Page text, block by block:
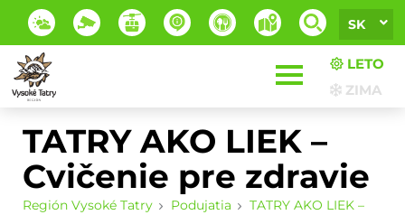
SK
LETO
ZIMA
TATRY AKO LIEK –
Cvičenie pre zdravie
Región Vysoké Tatry Podujatia
TATRY AKO LIEK –